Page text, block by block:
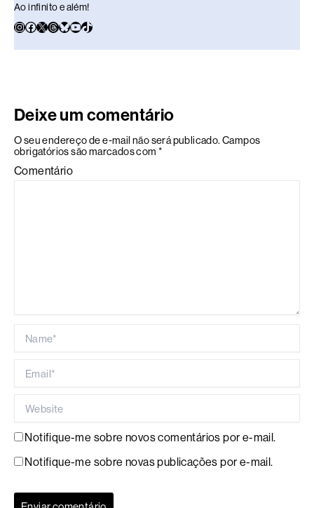
Ao infinito e além!
Deixe um comentário
O seu endereço de e-mail não será publicado. Campos
obrigatórios são marcados com *
Comentário
Notifique-me sobre novos comentários por e-mail.
Notifique-me sobre novas publicações por e-mail.